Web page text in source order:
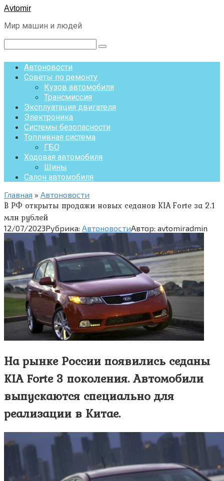
Перейти
контенту
Avtomir
Мир машин и людей
Поиск:
Автоновости
Советы по ремонту
Кузов автомобиля
Трансмиссия
Эксплуатация двигателя
Электроника
Системы безопасности
Топливная система
ГБО
Ходовая автомобиля
Шины
Салон автомобиля
Главная » Автоновости
В РФ открыты продажи новых седанов KIA Forte за 2.1
млн рублей
12/07/2023Рубрика: АвтоновостиАвтор: avtomiradmin
На рынке России появились седаны
KIA Forte 3 поколения. Автомобили
выпускаются специально для
реализации в Китае.